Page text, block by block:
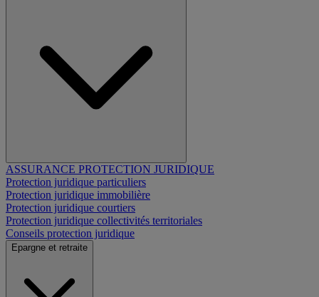
ASSURANCE PROTECTION JURIDIQUE
Protection juridique particuliers
Protection juridique immobilière
Protection juridique courtiers
Protection juridique collectivités territoriales
Conseils protection juridique
Epargne et retraite